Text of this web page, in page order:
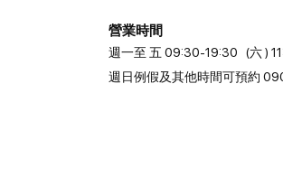
營業時間
週一至 五 09:30-19:30 (六 )
週日例假及其他時間可預約